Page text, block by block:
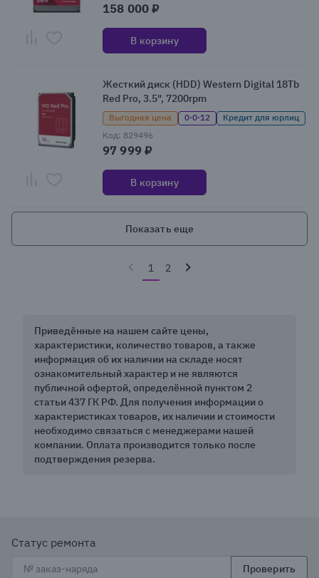
158 000 ₽
В корзину
Жесткий диск (HDD) Western Digital 18Tb
Red Pro, 3.5", 7200rpm
Выгодная цена 0·0·12
Кредит для юрлиц
Код: 829496
97 999 ₽
В корзину
Показать еще
1 2
Приведённые на нашем сайте цены,
характеристики, количество товаров, а также
информация об их наличии на складе носят
ознакомительный характер и не являются
публичной офертой, определённой пунктом 2
статьи 437 ГК РФ. Для получения информации о
характеристиках товаров, их наличии и стоимости
необходимо связаться с менеджерами нашей
компании. Оплата производится только после
подтверждения резерва.
Статус ремонта
Проверить